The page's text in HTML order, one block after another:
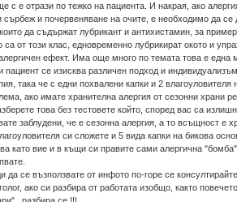
с е отрази по тежко на пациента. И накрая, ако
сърбеж и почервеняване на очите, е необходимо да се
да съдържат лубрикант и антихистамин, за
са от този клас, едновременно лубрикират окото и
ефект. Има още много по темата това е една
пациент се изисква различен подход и
така че с едни похвалени капки и 2 влагоуловителя
ако имате хранителна алергия от сезонни храни
това без тестовете който, според вас са
заблудени, че е сезонна алергия, а то всъщност е
си сложете и 5 вида капки на бикова
като вие и в къщи си правите сами алергична
да се възползвате от инфото по-горе се
ако си разбира от работата изобщо, както